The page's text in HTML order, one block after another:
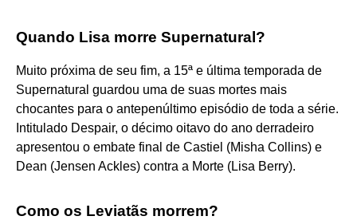
Quando Lisa morre Supernatural?
Muito próxima de seu fim, a 15ª e última temporada de
Supernatural guardou uma de suas mortes mais
chocantes para o antepenúltimo episódio de toda a série.
Intitulado Despair, o décimo oitavo do ano derradeiro
apresentou o embate final de Castiel (Misha Collins) e
Dean (Jensen Ackles) contra a Morte (Lisa Berry).
Como os Leviatãs morrem?